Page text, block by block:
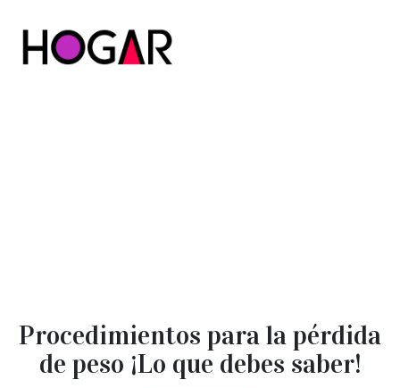
Procedimientos para la pérdida
de peso ¡Lo que debes saber!